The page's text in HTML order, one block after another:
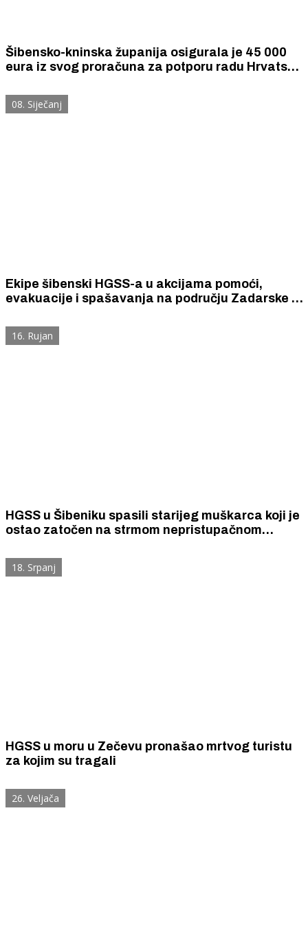
Šibensko-kninska županija osigurala je 45 000
eura iz svog proračuna za potporu radu Hrvatske
2026. godini.
08. Siječanj
Ekipe šibenski HGSS-a u akcijama pomoći,
evakuacije i spašavanja na području Zadarske i
16. Rujan
HGSS u Šibeniku spasili starijeg muškarca koji je
ostao zatočen na strmom nepristupačnom
18. Srpanj
HGSS u moru u Zečevu pronašao mrtvog turistu
za kojim su tragali
26. Veljača